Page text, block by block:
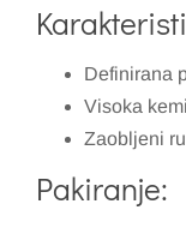
Definirana
Visoka
Zaobljeni
Pakiranje: